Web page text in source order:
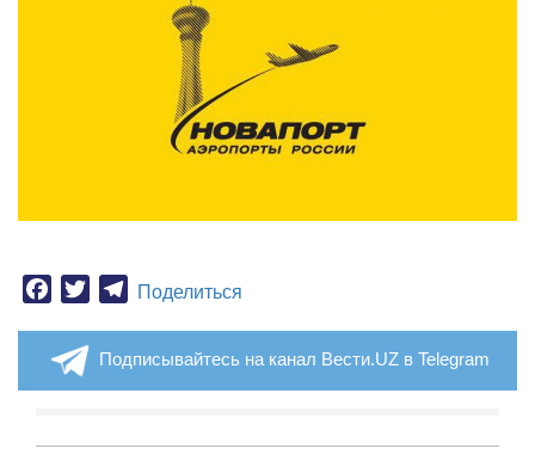
Facebook
TwitterTelegram
Поделиться
Подписывайтесь на канал Вести.UZ в Telegram